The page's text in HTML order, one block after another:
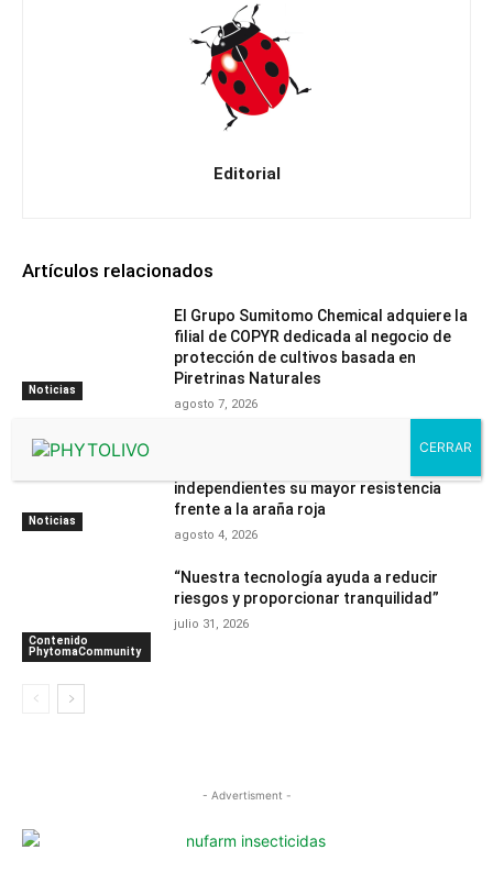
Editorial
Artículos relacionados
Noticias
El Grupo Sumitomo Chemical adquiere la
filial de COPYR dedicada al negocio de
protección de cultivos basada en
Piretrinas Naturales
agosto 7, 2026
Noticias
Havva y Sigal, dos nuevas variedades de
independientes su mayor resistencia
frente a la araña roja
agosto 4, 2026
Contenido
PhytomaCommunity
“Nuestra tecnología ayuda a reducir
riesgos y proporcionar tranquilidad”
julio 31, 2026
- Advertisment -